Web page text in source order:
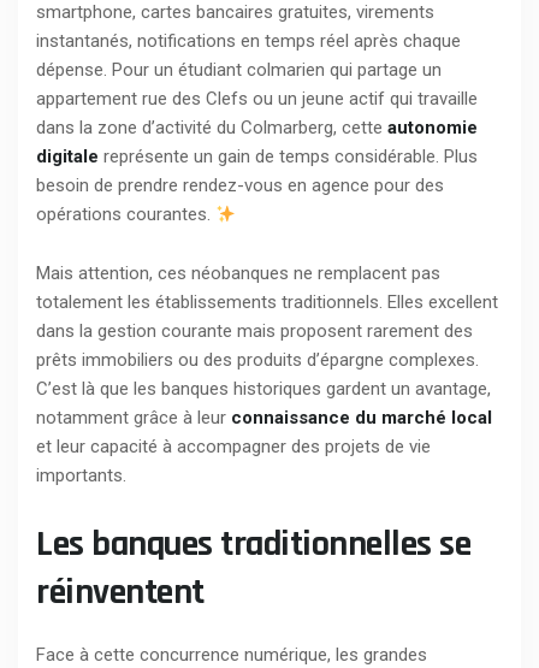
smartphone, cartes bancaires gratuites, virements
instantanés, notifications en temps réel après chaque
dépense. Pour un étudiant colmarien qui partage un
appartement rue des Clefs ou un jeune actif qui travaille
dans la zone d’activité du Colmarberg, cette autonomie
digitale représente un gain de temps considérable. Plus
besoin de prendre rendez-vous en agence pour des
opérations courantes.
Mais attention, ces néobanques ne remplacent pas
totalement les établissements traditionnels. Elles excellent
dans la gestion courante mais proposent rarement des
prêts immobiliers ou des produits d’épargne complexes.
C’est là que les banques historiques gardent un avantage,
notamment grâce à leur connaissance du marché local
et leur capacité à accompagner des projets de vie
importants.
Les banques traditionnelles se
réinventent
Face à cette concurrence numérique, les grandes